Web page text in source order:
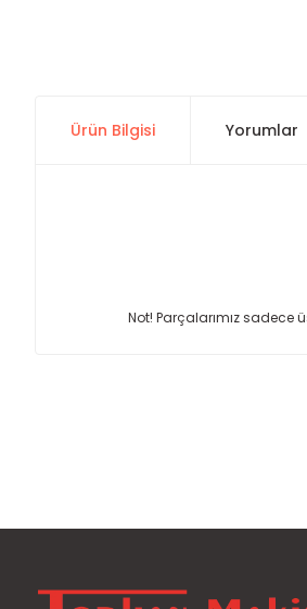
Ürün Bilgisi Yorumlar
Not! Parçalarımız
Ürün bilgilerinde hatalar
Bu ürüne benzer farklı